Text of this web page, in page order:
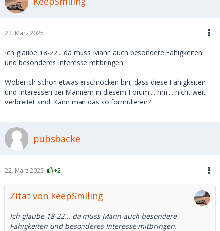
22. März 2025
Ich glaube 18-22... da muss Mann auch besondere Fähigkeiten
und besonderes Interesse mitbringen.
Wobei ich schon etwas erschrocken bin, dass diese Fähigkeiten
und Interessen bei Männern in diesem Forum.... hm.... nicht weit
verbreitet sind. Kann man das so formulieren?
pubsbacke
22. März 2025 +2
Zitat von KeepSmiling
Ich glaube 18-22... da muss Mann auch besondere
Fähigkeiten und besonderes Interesse mitbringen.